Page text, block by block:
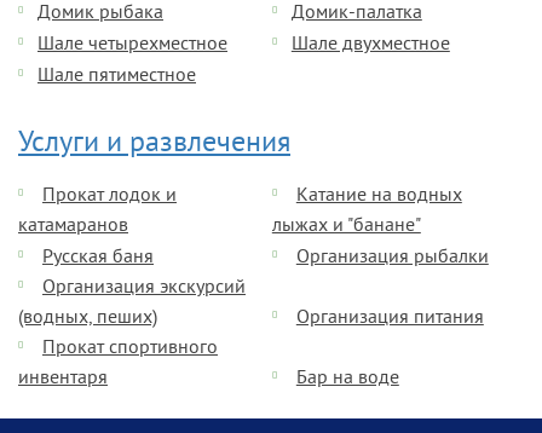
Домик рыбака
Домик-палатка
Шале четырехместное
Шале двухместное
Шале пятиместное
Услуги и развлечения
Прокат лодок и
катамаранов
Катание на водных
лыжах и "банане"
Русская баня
Организация рыбалки
Организация экскурсий
(водных, пеших)
Организация питания
Прокат спортивного
инвентаря
Бар на воде